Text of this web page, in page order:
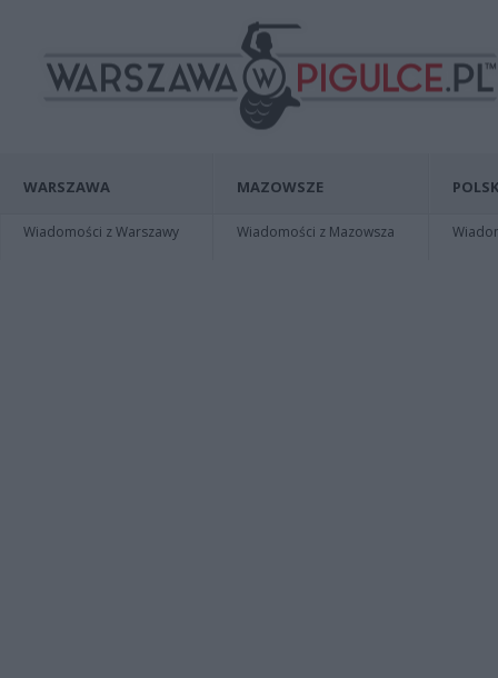
WARSZAWA
Wiadomości z Warszawy
MAZOWSZE
Wiadomości z Mazowsza